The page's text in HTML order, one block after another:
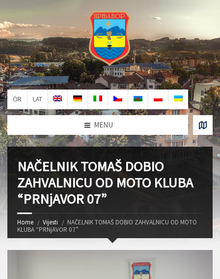
ĆIR LAT
MENU
NAČELNIK TOMAŠ DOBIO
ZAHVALNICU OD MOTO KLUBA
“PRNjAVOR 07”
Home Vijesti
NAČELNIK TOMAŠ DOBIO ZAHVALNICU OD MOTO
KLUBA “PRNjAVOR 07”